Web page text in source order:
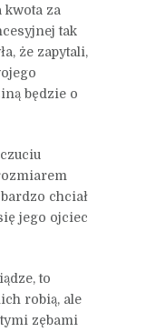
kwota za
tak
że zapytali,
będzie o
chciał
jego ojciec
to
robią, ale
zębami